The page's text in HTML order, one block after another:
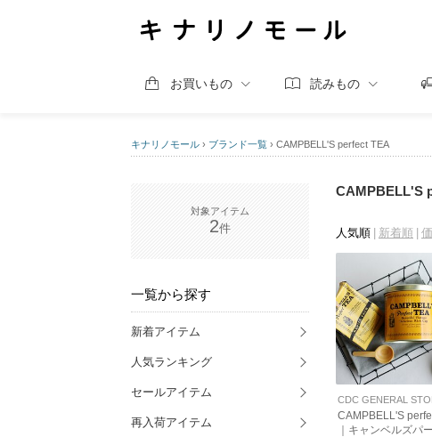
お買いもの 読みもの
キナリノモール › ブランド一覧 › CAMPBELL'S perfect TEA
2
一覧から探す
新着アイテム
人気ランキング
セールアイテム
再入荷アイテム
CAMPBELL'S
人気順 新着順
CDC GENERAL
CAMPBELL'S
｜キャンベルズパ